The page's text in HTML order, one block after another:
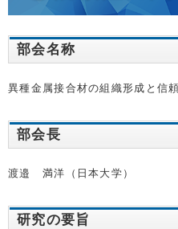
部会名称
異種金属接合材の組織形成と信
部会長
渡邉 満洋（日本大学）
研究の要旨